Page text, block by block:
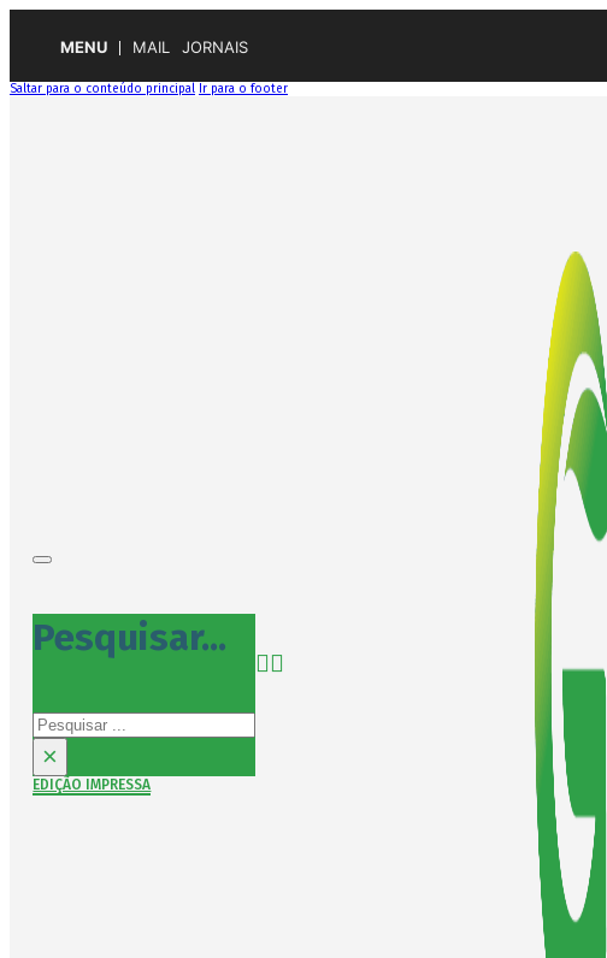
MENU MAIL JORNAIS
Saltar para o conteúdo principal Ir para o footer
Pesquisar...
Pesquisar
×
EDIÇÃO IMPRESSA